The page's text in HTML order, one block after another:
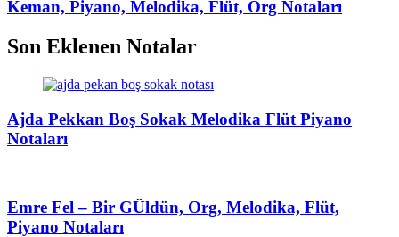
Keman, Piyano, Melodika, Flüt, Org Notaları
Son Eklenen Notalar
Ajda Pekkan Boş Sokak Melodika Flüt Piyano
Notaları
Emre Fel – Bir GÜldün, Org, Melodika, Flüt,
Piyano Notaları